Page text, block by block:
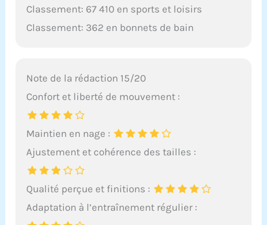
Classement: 67 410 en sports et loisirs
Classement: 362 en bonnets de bain
Note de la rédaction 15/20
Confort et liberté de mouvement :
Maintien en nage :
Ajustement et cohérence des tailles :
Qualité perçue et finitions :
Adaptation à l’entraînement régulier :